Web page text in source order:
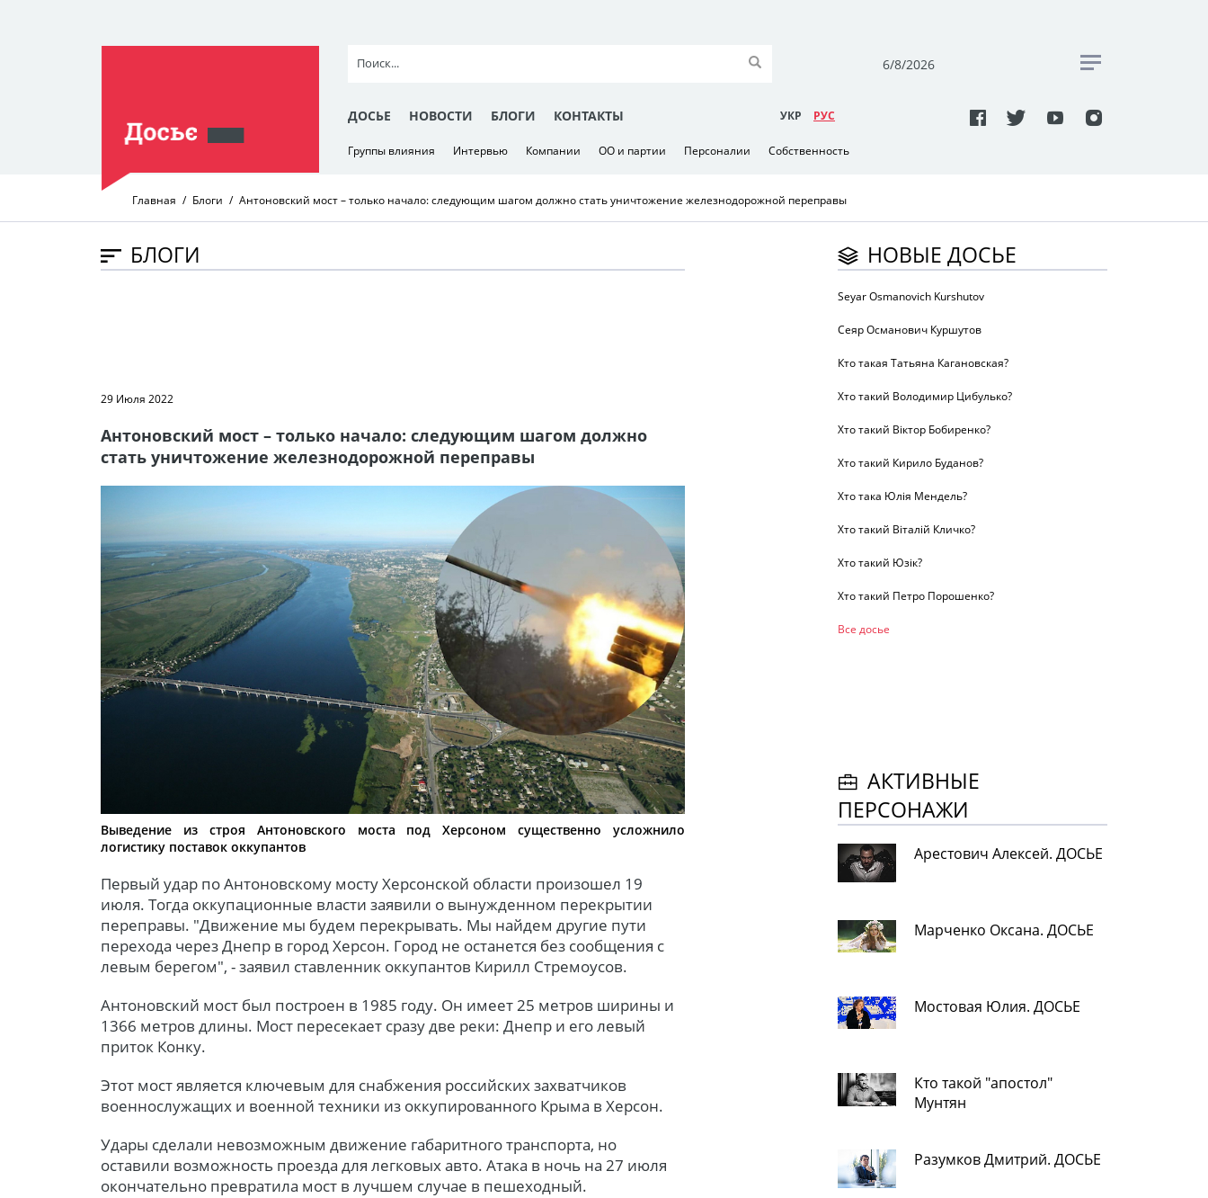
6/8/2026
ДОСЬЕ НОВОСТИ БЛОГИ КОНТАКТЫ УКР РУC
Группы влияния Интервью Компании ОО и партии Персоналии Собственность
Главная Блоги Антоновский мост – только начало: следующим шагом должно стать уничтожение железнодорожной переправы
БЛОГИ
29 Июля 2022
Антоновский мост – только начало: следующим шагом должно
стать уничтожение железнодорожной переправы
Выведение из строя Антоновского моста под Херсоном существенно усложнило
логистику поставок оккупантов
Первый удар по Антоновскому мосту Херсонской области произошел 19
июля. Тогда оккупационные власти заявили о вынужденном перекрытии
переправы. "Движение мы будем перекрывать. Мы найдем другие пути
перехода через Днепр в город Херсон. Город не останется без сообщения с
левым берегом", - заявил ставленник оккупантов Кирилл Стремоусов.
Антоновский мост был построен в 1985 году. Он имеет 25 метров ширины и
1366 метров длины. Мост пересекает сразу две реки: Днепр и его левый
приток Конку.
Этот мост является ключевым для снабжения российских захватчиков
военнослужащих и военной техники из оккупированного Крыма в Херсон.
Удары сделали невозможным движение габаритного транспорта, но
оставили возможность проезда для легковых авто. Атака в ночь на 27 июля
окончательно превратила мост в лучшем случае в пешеходный.
НОВЫЕ ДОСЬЕ
Seyar Osmanovich Kurshutov
Сеяр Османович Куршутов
Кто такая Татьяна Кагановская?
Хто такий Володимир Цибулько?
Хто такий Віктор Бобиренко?
Хто такий Кирило Буданов?
Хто така Юлія Мендель?
Хто такий Віталій Кличко?
Хто такий Юзік?
Хто такий Петро Порошенко?
Все досье
АКТИВНЫЕ
ПЕРСОНАЖИ
Арестович Алексей. ДОСЬЕ
Марченко Оксана. ДОСЬЕ
Мостовая Юлия. ДОСЬЕ
Кто такой "апостол"
Мунтян
Разумков Дмитрий. ДОСЬЕ